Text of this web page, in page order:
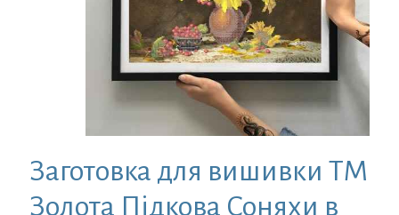
Заготовка для вишивки ТМ
Золота Підкова Соняхи в